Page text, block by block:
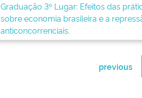
Graduação 3º Lugar: Efeitos das
sobre economia brasileira e a
anticoncorrenciais.
previous